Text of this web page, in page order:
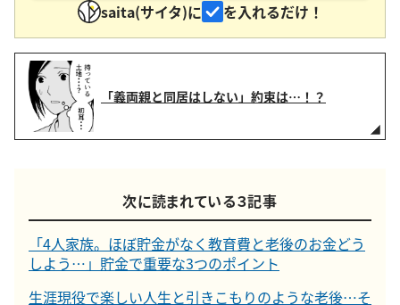
saita(サイタ)に
を入れるだけ！
「義両親と同居はしない」約束は…！？
次に読まれている３記事
「4人家族。ほぼ貯金がなく教育費と老後のお金どう
しよう…」貯金で重要な3つのポイント
生涯現役で楽しい人生と引きこもりのような老後…そ